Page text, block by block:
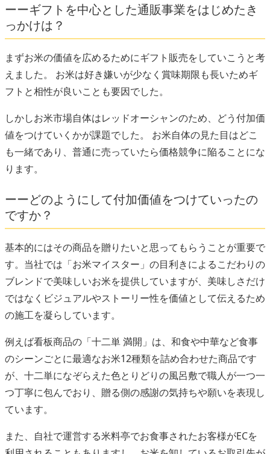
ーーギフトを中心とした通販事業をはじめたき
っかけは？
まずお米の価値を広めるためにギフト販売をしていこうと考
えました。 お米は好き嫌いが少なく賞味期限も長いためギ
フトと相性が良いことも要因でした。
しかしお米市場自体はレッドオーシャンのため、どう付加価
値をつけていくかが課題でした。 お米自体の見た目はどこ
も一緒であり、普通に売っていたら価格競争に陥ることにな
ります。
ーーどのようにして付加価値をつけていったの
ですか？
基本的にはその商品を贈りたいと思ってもらうことが重要で
す。当社では「お米マイスター」の目利きによるこだわりの
ブレンドで美味しいお米を提供していますが、美味しさだけ
ではなくビジュアルやストーリー性を価値として伝えるため
の施工を凝らしています。
例えば看板商品の「十二単 満開」は、和食や中華など食事
のシーンごとに最適なお米12種類を詰め合わせた商品です
が、十二単になぞらえた色とりどりの風呂敷で職人が一つ一
つ丁寧に包んでおり、贈る側の感謝の気持ちや願いを表現し
ています。
また、自社で運営する米料亭でお食事されたお客様がECを